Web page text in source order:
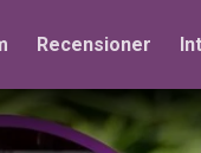
Recensioner